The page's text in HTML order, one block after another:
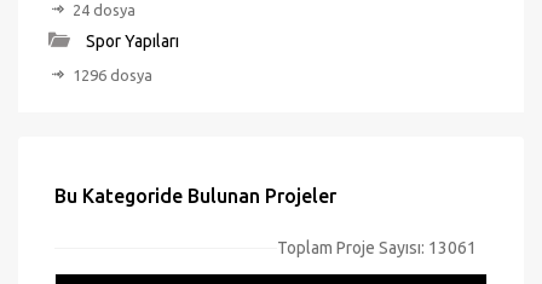
24 dosya
Spor Yapıları
1296 dosya
Bu Kategoride Bulunan Projeler
Toplam Proje Sayısı: 13061